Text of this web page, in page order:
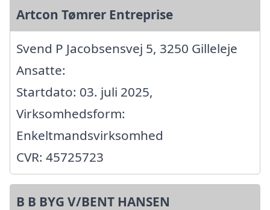
Artcon Tømrer Entreprise
Svend P Jacobsensvej 5, 3250 Gilleleje
Ansatte:
Startdato: 03. juli 2025,
Virksomhedsform:
Enkeltmandsvirksomhed
CVR: 45725723
B B BYG V/BENT HANSEN